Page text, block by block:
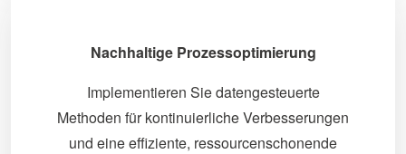
Nachhaltige Prozessoptimierung
Implementieren Sie datengesteuerte
Methoden für kontinuierliche Verbesserungen
und eine effiziente, ressourcenschonende